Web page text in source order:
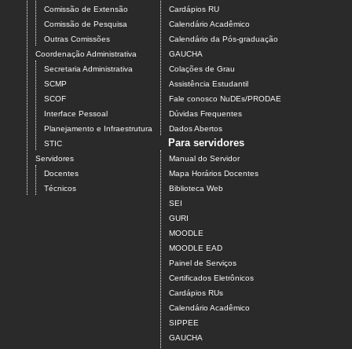
Comissão de Extensão
Comissão de Pesquisa
Outras Comissões
Coordenação Administrativa
Secretaria Administrativa
SCMP
SCOF
Interface Pessoal
Planejamento e Infraestrutura
STIC
Servidores
Docentes
Técnicos
Cardápios RU
Calendário Acadêmico
Calendário da Pós-graduação
GAUCHA
Colações de Grau
Assistência Estudantil
Fale conosco NuDEs/PRODAE
Dúvidas Frequentes
Dados Abertos
Para servidores
Manual do Servidor
Mapa Horários Docentes
Biblioteca Web
SEI
GURI
MOODLE
MOODLE EAD
Painel de Serviços
Certificados Eletrônicos
Cardápios RUs
Calendário Acadêmico
SIPPEE
GAUCHA